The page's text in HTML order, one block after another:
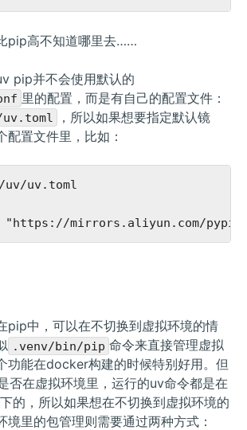
pip高不知道哪里去……
pip并不会使用默认的
里的配置，而是有自己的配置文件：
，所以如果想要指定默认镜
配置文件里，比如：
uv.toml
pip中，可以在不切换到虚拟环境的情
.venv/bin/pip 命令来直接管理虚拟
功能在docker构建的时候特别好用。但
否在虚拟环境里，运行的uv命令都是在
下的，所以如果想在不切换到虚拟环境的
境里的包管理则需要通过两种方式：